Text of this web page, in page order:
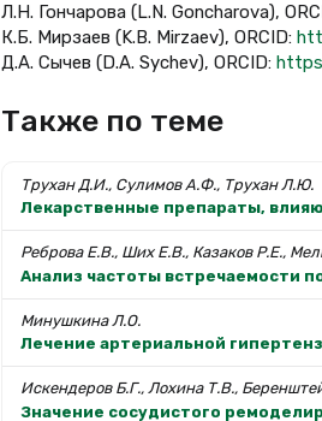
Л.Н. Гончарова (L.N. Goncharova),
К.Б. Мирзаев (K.B. Mirzaev), ORCID:
Д.А. Сычев (D.A. Sychev), ORCID:
Также по теме
Трухан Д.И., Сулимов А.Ф., Трухан Л.Ю.
Лекарственные препараты,
Реброва Е.В., Ших Е.В., Казаков Р.Е.,
Анализ частоты встречаемости
Минушкина Л.О.
Лечение артериальной
Искендеров Б.Г., Лохина Т.В.,
Значение сосудистого